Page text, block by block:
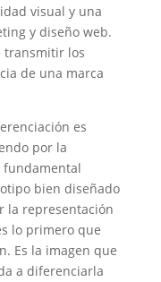
visual y una
y diseño web.
transmitir los
de una marca
es
por la
fundamental
bien diseñado
la representación
lo primero que
Es la imagen que
a diferenciarla